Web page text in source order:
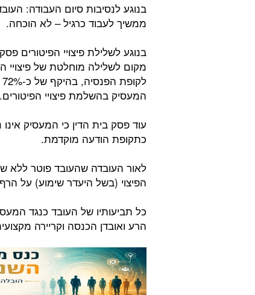
בנוגע לנסיבות סיום העבודה:
ממשיך לעבוד כרגיל – לא הוכחה.
בנוגע לשלילת פיצויי הפיטורים
מקום לשלילה מוחלטת של פיצויי
המעסיק בהשלמת פיצויי הפיטורים.
עוד פסק בית הדין כי המעסיק
כתקופת הודעה מוקדמת.
לאור העובדה שהעובד פוטר ללא
הפיצוי (בשל היעדר שימוע) על הרף הנמוך
כל תביעותיו של העובד כנגד
הרע ואובדן הכנסה וקריירה